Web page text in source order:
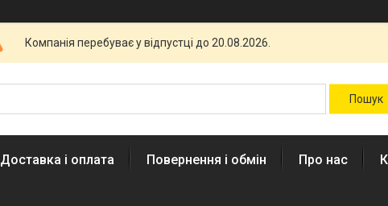
Компанія перебуває у відпустці до 20.08.2026.
Доставка і оплата Повернення і обмін Про нас